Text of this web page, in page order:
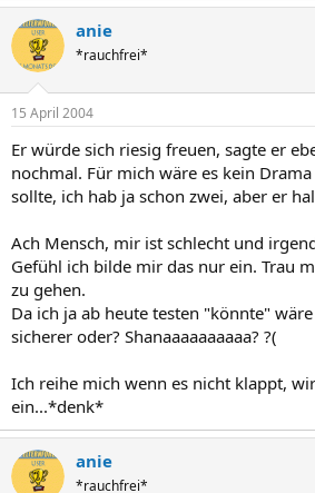
anie
*rauchfrei*
15 April 2004
Er würde sich riesig freuen, sagte er
nochmal. Für mich wäre es kein
sollte, ich hab ja schon zwei, aber er
Ach Mensch, mir ist schlecht und
Gefühl ich bilde mir das nur ein. Trau
zu gehen.
Da ich ja ab heute testen "könnte"
sicherer oder? Shanaaaaaaaaaa? ?(
Ich reihe mich wenn es nicht klappt,
ein...*denk*
anie
*rauchfrei*